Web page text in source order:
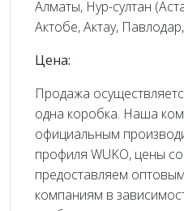
Алматы, Нур-султан
Актобе, Актау,
Цена:
Продажа
одна коробка. Наша
официальным
профиля WUKO, цены
предоставляем
компаниям в